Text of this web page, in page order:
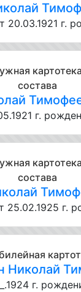
20.03.1921 г.
состава
г.
состава
25.02.1925 г.
Николай
г.